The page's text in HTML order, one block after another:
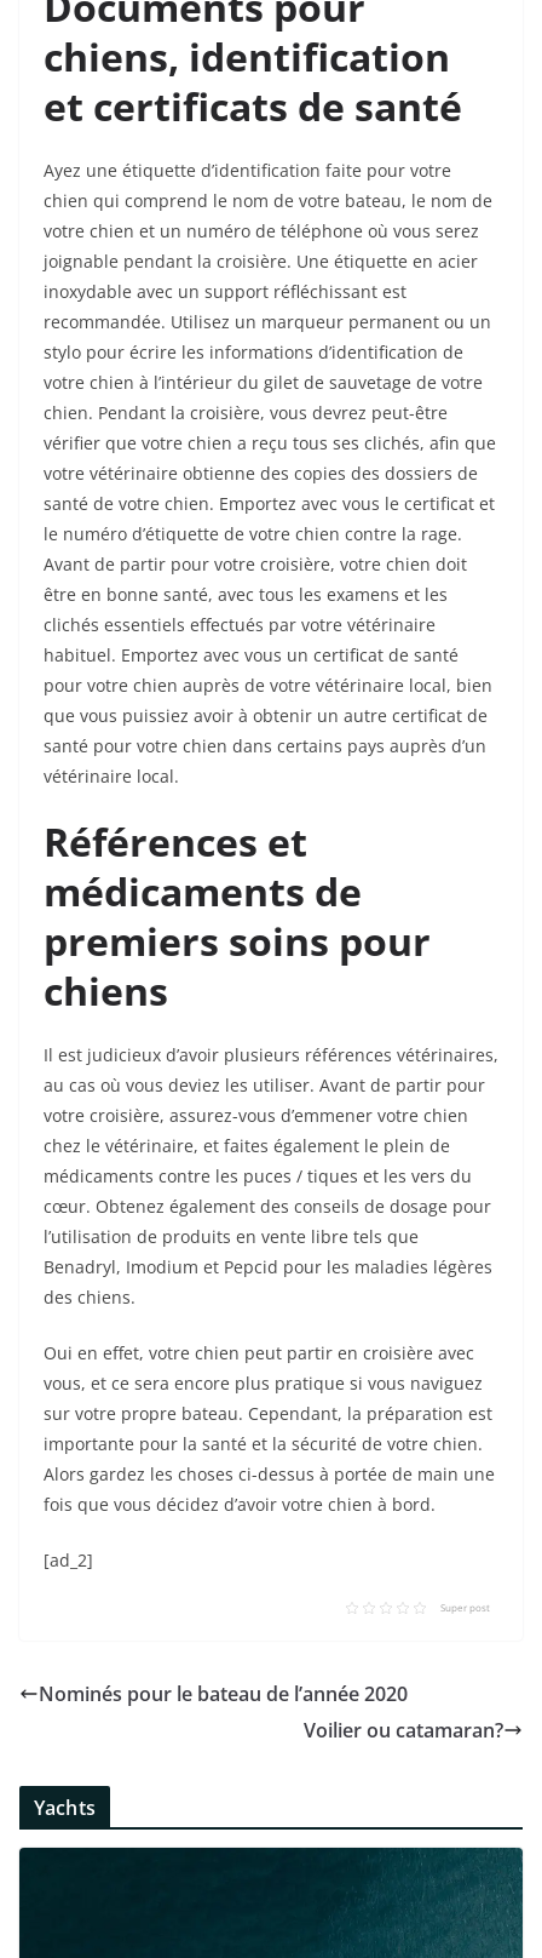
chiens, identification
et certificats de santé
Ayez une étiquette d’identification faite pour votre
chien qui comprend le nom de votre bateau, le nom de
votre chien et un numéro de téléphone où vous serez
joignable pendant la croisière. Une étiquette en acier
inoxydable avec un support réfléchissant est
recommandée. Utilisez un marqueur permanent ou un
stylo pour écrire les informations d’identification de
votre chien à l’intérieur du gilet de sauvetage de votre
chien. Pendant la croisière, vous devrez peut-être
vérifier que votre chien a reçu tous ses clichés, afin que
votre vétérinaire obtienne des copies des dossiers de
santé de votre chien. Emportez avec vous le certificat et
le numéro d’étiquette de votre chien contre la rage.
Avant de partir pour votre croisière, votre chien doit
être en bonne santé, avec tous les examens et les
clichés essentiels effectués par votre vétérinaire
habituel. Emportez avec vous un certificat de santé
pour votre chien auprès de votre vétérinaire local, bien
que vous puissiez avoir à obtenir un autre certificat de
santé pour votre chien dans certains pays auprès d’un
vétérinaire local.
Références et
médicaments de
premiers soins pour
chiens
Il est judicieux d’avoir plusieurs références vétérinaires,
au cas où vous deviez les utiliser. Avant de partir pour
votre croisière, assurez-vous d’emmener votre chien
chez le vétérinaire, et faites également le plein de
médicaments contre les puces / tiques et les vers du
cœur. Obtenez également des conseils de dosage pour
l’utilisation de produits en vente libre tels que
Benadryl, Imodium et Pepcid pour les maladies légères
des chiens.
Oui en effet, votre chien peut partir en croisière avec
vous, et ce sera encore plus pratique si vous naviguez
sur votre propre bateau. Cependant, la préparation est
importante pour la santé et la sécurité de votre chien.
Alors gardez les choses ci-dessus à portée de main une
fois que vous décidez d’avoir votre chien à bord.
[ad_2]
Super post
Nominés pour le bateau de l’année 2020
Voilier ou catamaran?
Yachts